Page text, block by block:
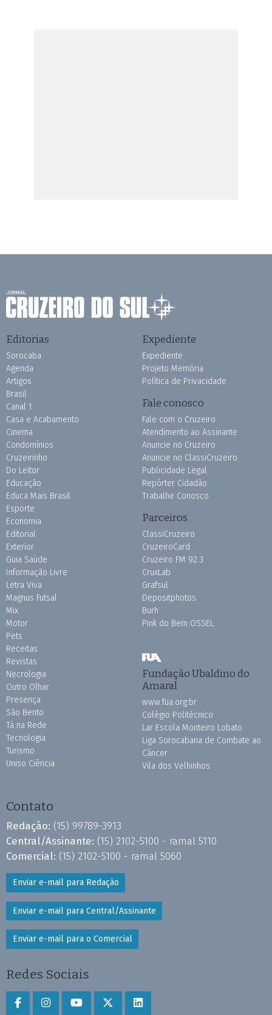
Editorias
Sorocaba
Agenda
Artigos
Brasil
Canal 1
Casa e Acabamento
Cinema
Condomínios
Cruzeirinho
Do Leitor
Educação
Educa Mais Brasil
Esporte
Economia
Editorial
Exterior
Guia Saúde
Informação Livre
Letra Viva
Magnus Futsal
Mix
Motor
Pets
Receitas
Revistas
Necrologia
Outro Olhar
Presença
São Bento
Tá na Rede
Tecnologia
Turismo
Uniso Ciência
Expediente
Expediente
Projeto Memória
Política de Privacidade
Fale conosco
Fale com o Cruzeiro
Atendimento ao Assinante
Anuncie no Cruzeiro
Anuncie no ClassiCruzeiro
Publicidade Legal
Repórter Cidadão
Trabalhe Conosco
Parceiros
ClassiCruzeiro
CruzeiroCard
Cruzeiro FM 92.3
CruxLab
Grafsul
Depositphotos
Burh
Pink do Bem OSSEL
Fundação Ubaldino do
Amaral
www.fua.org.br
Colégio Politécnico
Lar Escola Monteiro Lobato
Liga Sorocabana de Combate ao
Câncer
Vila dos Velhinhos
Contato
Redação: (15) 99789-3913
Central/Assinante: (15) 2102-5100 - ramal 5110
Comercial: (15) 2102-5100 - ramal 5060
Enviar e-mail para Redação
Enviar e-mail para Central/Assinante
Enviar e-mail para o Comercial
Redes Sociais